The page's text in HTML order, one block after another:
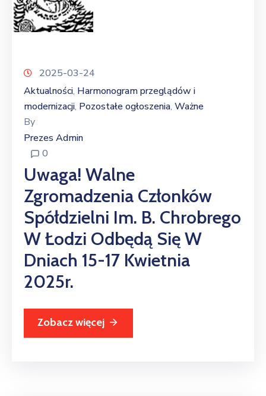
2025-03-24
Aktualności‚ Harmonogram przeglądów i
modernizacji‚ Pozostałe ogłoszenia‚ Ważne
By
Prezes Admin
0
Uwaga! Walne
Zgromadzenia Członków
Spółdzielni Im. B. Chrobrego
W Łodzi Odbędą Się W
Dniach 15-17 Kwietnia
2025r.
Zobacz więcej